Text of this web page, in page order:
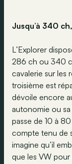
Jusqu’à 340
L’Explorer
286 ch ou 340
cavalerie sur les
troisième est
dévoile encore
autonomie ou
passe de 10 à
compte tenu de
imagine qu’il
que les VW pour